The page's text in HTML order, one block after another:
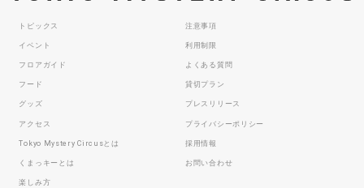
トピックス
イベント
フロアガイド
フード
グッズ
アクセス
Tokyo Mystery Circusとは
くまっキーとは
楽しみ方
注意事項
利用制限
よくある質問
貸切プラン
プレスリリース
プライバシーポリシー
採用情報
お問い合わせ